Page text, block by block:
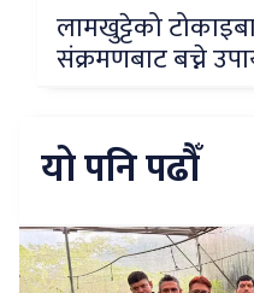
लामखुट्टेको
संक्रमणबाट बच्ने
यो पनि पढौँ